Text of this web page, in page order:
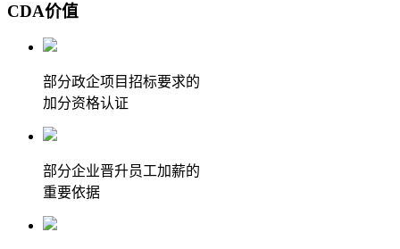
CDA价值
部分政企项目招标要求的
加分资格认证
部分企业晋升员工加薪的
重要依据